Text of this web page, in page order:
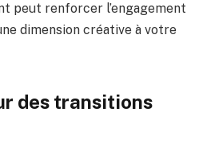
peut renforcer l’engagement
dimension créative à votre
des transitions